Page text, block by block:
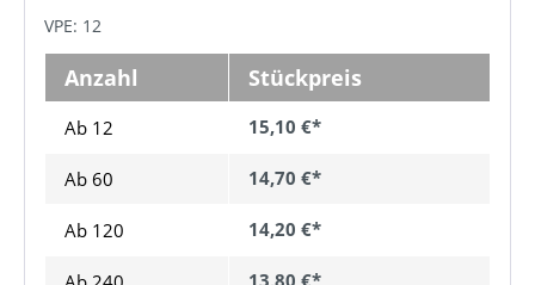
VPE: 12
Anzahl Stückpreis
Ab 12 15,10 €*
Ab 60 14,70 €*
Ab 120 14,20 €*